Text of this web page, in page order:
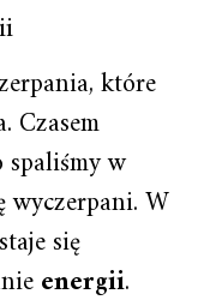
które
Czasem
w
wyczerpani. W
staje się
energii.